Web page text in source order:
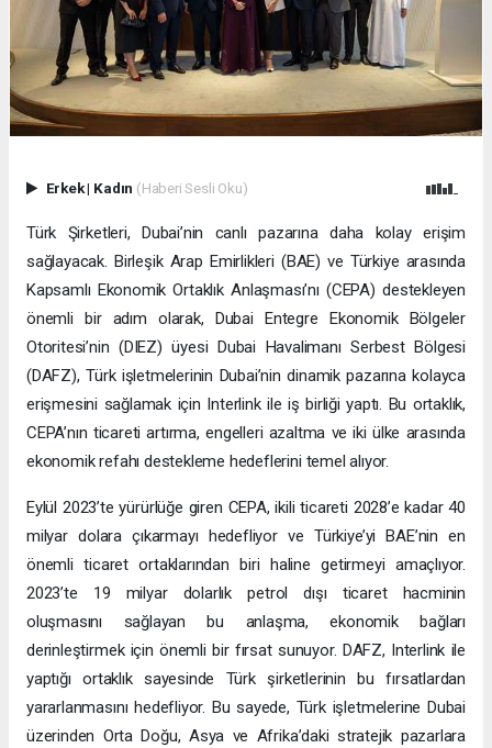
Erkek| Kadın (Haberi Sesli Oku)
Türk Şirketleri, Dubai’nin canlı pazarına daha kolay erişim
sağlayacak. Birleşik Arap Emirlikleri (BAE) ve Türkiye arasında
Kapsamlı Ekonomik Ortaklık Anlaşması’nı (CEPA) destekleyen
önemli bir adım olarak, Dubai Entegre Ekonomik Bölgeler
Otoritesi’nin (DIEZ) üyesi Dubai Havalimanı Serbest Bölgesi
(DAFZ), Türk işletmelerinin Dubai’nin dinamik pazarına kolayca
erişmesini sağlamak için Interlink ile iş birliği yaptı. Bu ortaklık,
CEPA’nın ticareti artırma, engelleri azaltma ve iki ülke arasında
ekonomik refahı destekleme hedeflerini temel alıyor.
Eylül 2023’te yürürlüğe giren CEPA, ikili ticareti 2028’e kadar 40
milyar dolara çıkarmayı hedefliyor ve Türkiye’yi BAE’nin en
önemli ticaret ortaklarından biri haline getirmeyi amaçlıyor.
2023’te 19 milyar dolarlık petrol dışı ticaret hacminin
oluşmasını sağlayan bu anlaşma, ekonomik bağları
derinleştirmek için önemli bir fırsat sunuyor. DAFZ, Interlink ile
yaptığı ortaklık sayesinde Türk şirketlerinin bu fırsatlardan
yararlanmasını hedefliyor. Bu sayede, Türk işletmelerine Dubai
üzerinden Orta Doğu, Asya ve Afrika’daki stratejik pazarlara